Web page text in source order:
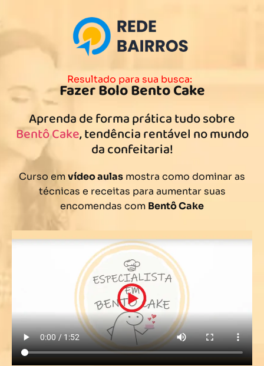
Resultado para sua busca:
Fazer Bolo Bento Cake
Aprenda de forma prática tudo sobre
Bentô Cake, tendência rentável no mundo
da confeitaria!
Curso emvídeo aulas mostra como dominar as
técnicas e receitas para aumentar suas
encomendas com Bentô Cake